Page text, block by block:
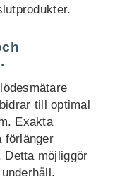
till optimal
Exakta
förlänger
Detta möjliggör